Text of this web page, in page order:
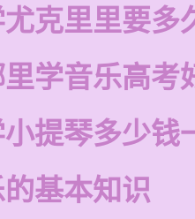
克里里要多
学音乐高考
提琴多少钱
基本知识